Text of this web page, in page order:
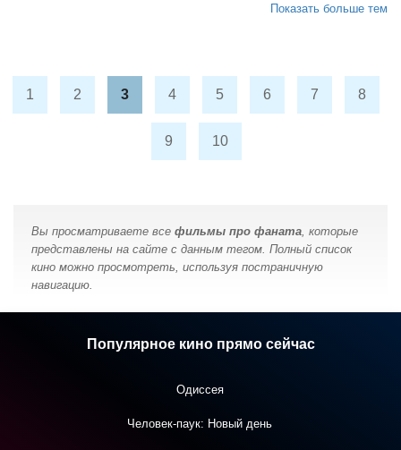
Показать больше тем
1 2 3 4 5 6 7 8
9 10
Вы просматриваете все фильмы про фаната, которые
представлены на сайте с данным тегом. Полный список
кино можно просмотреть, используя постраничную
навигацию.
Популярное кино прямо сейчас
Одиссея
Человек-паук: Новый день